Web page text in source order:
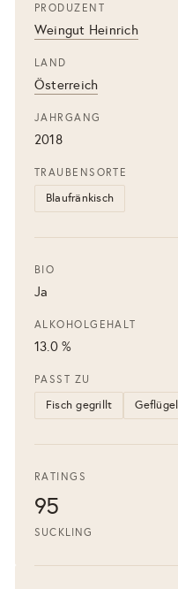
PRODUZENT
Weingut Heinrich
LAND
Österreich
JAHRGANG
2018
TRAUBENSORTE
Blaufränkisch
BIO
Ja
ALKOHOLGEHALT
13.0 %
PASST ZU
Fisch gegrillt Geflügel
RATINGS
95
SUCKLING